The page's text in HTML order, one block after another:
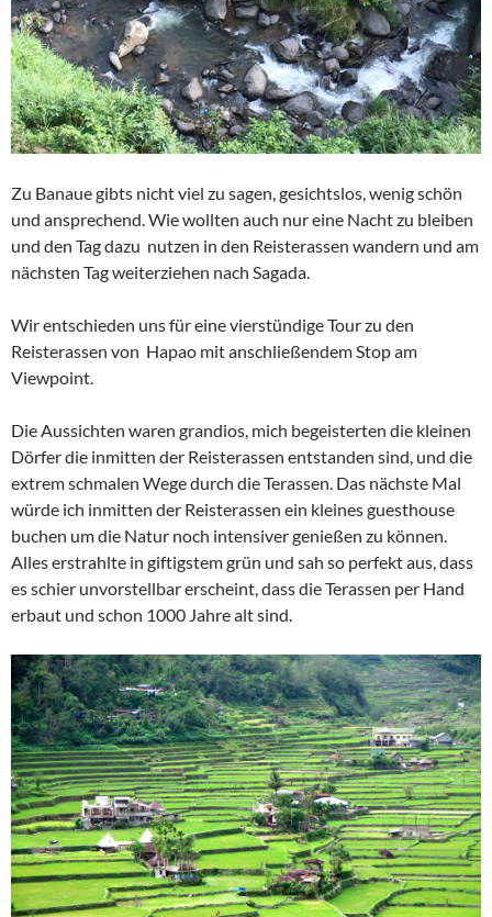
Zu Banaue gibts nicht viel zu sagen, gesichtslos, wenig schön
und ansprechend. Wie wollten auch nur eine Nacht zu bleiben
und den Tag dazu nutzen in den Reisterassen wandern und am
nächsten Tag weiterziehen nach Sagada.
Wir entschieden uns für eine vierstündige Tour zu den
Reisterassen von Hapao mit anschließendem Stop am
Viewpoint.
Die Aussichten waren grandios, mich begeisterten die kleinen
Dörfer die inmitten der Reisterassen entstanden sind, und die
extrem schmalen Wege durch die Terassen. Das nächste Mal
würde ich inmitten der Reisterassen ein kleines guesthouse
buchen um die Natur noch intensiver genießen zu können.
Alles erstrahlte in giftigstem grün und sah so perfekt aus, dass
es schier unvorstellbar erscheint, dass die Terassen per Hand
erbaut und schon 1000 Jahre alt sind.